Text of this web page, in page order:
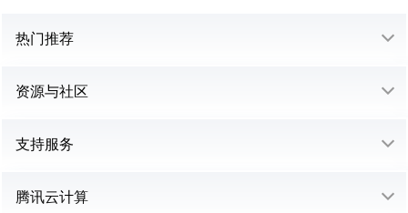
热门推荐
资源与社区
支持服务
腾讯云计算